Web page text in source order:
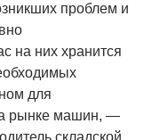
проблем и
на них хранится
для
рынке машин, —
складской